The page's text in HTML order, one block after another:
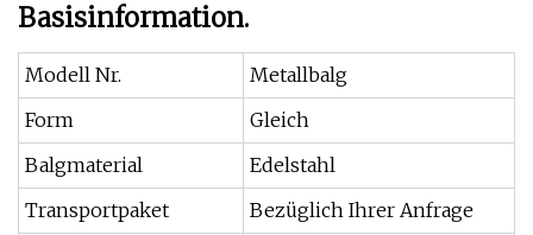
Basisinformation.
Modell Nr.
Metallbalg
Form
Gleich
Balgmaterial
Edelstahl
Transportpaket
Bezüglich Ihrer Anfrage